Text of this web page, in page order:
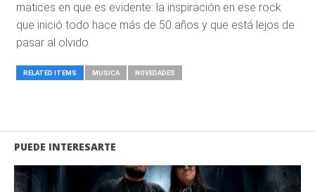
matices en que es evidente: la inspiración en ese rock
que inició todo hace más de 50 años y que está lejos de
pasar al olvido.
RELATED ITEMS MUSICA NOVEDADES
PUEDE INTERESARTE